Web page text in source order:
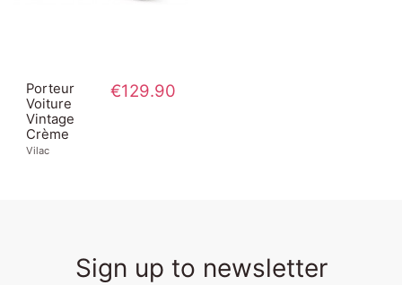
Porteur
Voiture
Vintage
Crème
Vilac
€129.90
Sign up to newsletter